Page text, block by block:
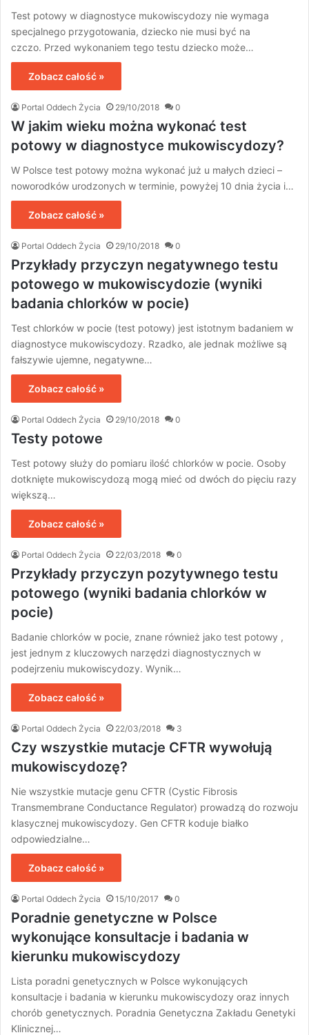
Test potowy w diagnostyce mukowiscydozy nie wymaga
specjalnego przygotowania, dziecko nie musi być na
czczo. Przed wykonaniem tego testu dziecko może…
Zobacz całość »
Portal Oddech Życia 29/10/2018 0
W jakim wieku można wykonać test
potowy w diagnostyce mukowiscydozy?
W Polsce test potowy można wykonać już u małych dzieci –
noworodków urodzonych w terminie, powyżej 10 dnia życia i…
Zobacz całość »
Portal Oddech Życia 29/10/2018 0
Przykłady przyczyn negatywnego testu
potowego w mukowiscydozie (wyniki
badania chlorków w pocie)
Test chlorków w pocie (test potowy) jest istotnym badaniem w
diagnostyce mukowiscydozy. Rzadko, ale jednak możliwe są
fałszywie ujemne, negatywne…
Zobacz całość »
Portal Oddech Życia 29/10/2018 0
Testy potowe
Test potowy służy do pomiaru ilość chlorków w pocie. Osoby
dotknięte mukowiscydozą mogą mieć od dwóch do pięciu razy
większą…
Zobacz całość »
Portal Oddech Życia 22/03/2018 0
Przykłady przyczyn pozytywnego testu
potowego (wyniki badania chlorków w
pocie)
Badanie chlorków w pocie, znane również jako test potowy ,
jest jednym z kluczowych narzędzi diagnostycznych w
podejrzeniu mukowiscydozy. Wynik…
Zobacz całość »
Portal Oddech Życia 22/03/2018 3
Czy wszystkie mutacje CFTR wywołują
mukowiscydozę?
Nie wszystkie mutacje genu CFTR (Cystic Fibrosis
Transmembrane Conductance Regulator) prowadzą do rozwoju
klasycznej mukowiscydozy. Gen CFTR koduje białko
odpowiedzialne…
Zobacz całość »
Portal Oddech Życia 15/10/2017 0
Poradnie genetyczne w Polsce
wykonujące konsultacje i badania w
kierunku mukowiscydozy
Lista poradni genetycznych w Polsce wykonujących
konsultacje i badania w kierunku mukowiscydozy oraz innych
chorób genetycznych. Poradnia Genetyczna Zakładu Genetyki
Klinicznej…